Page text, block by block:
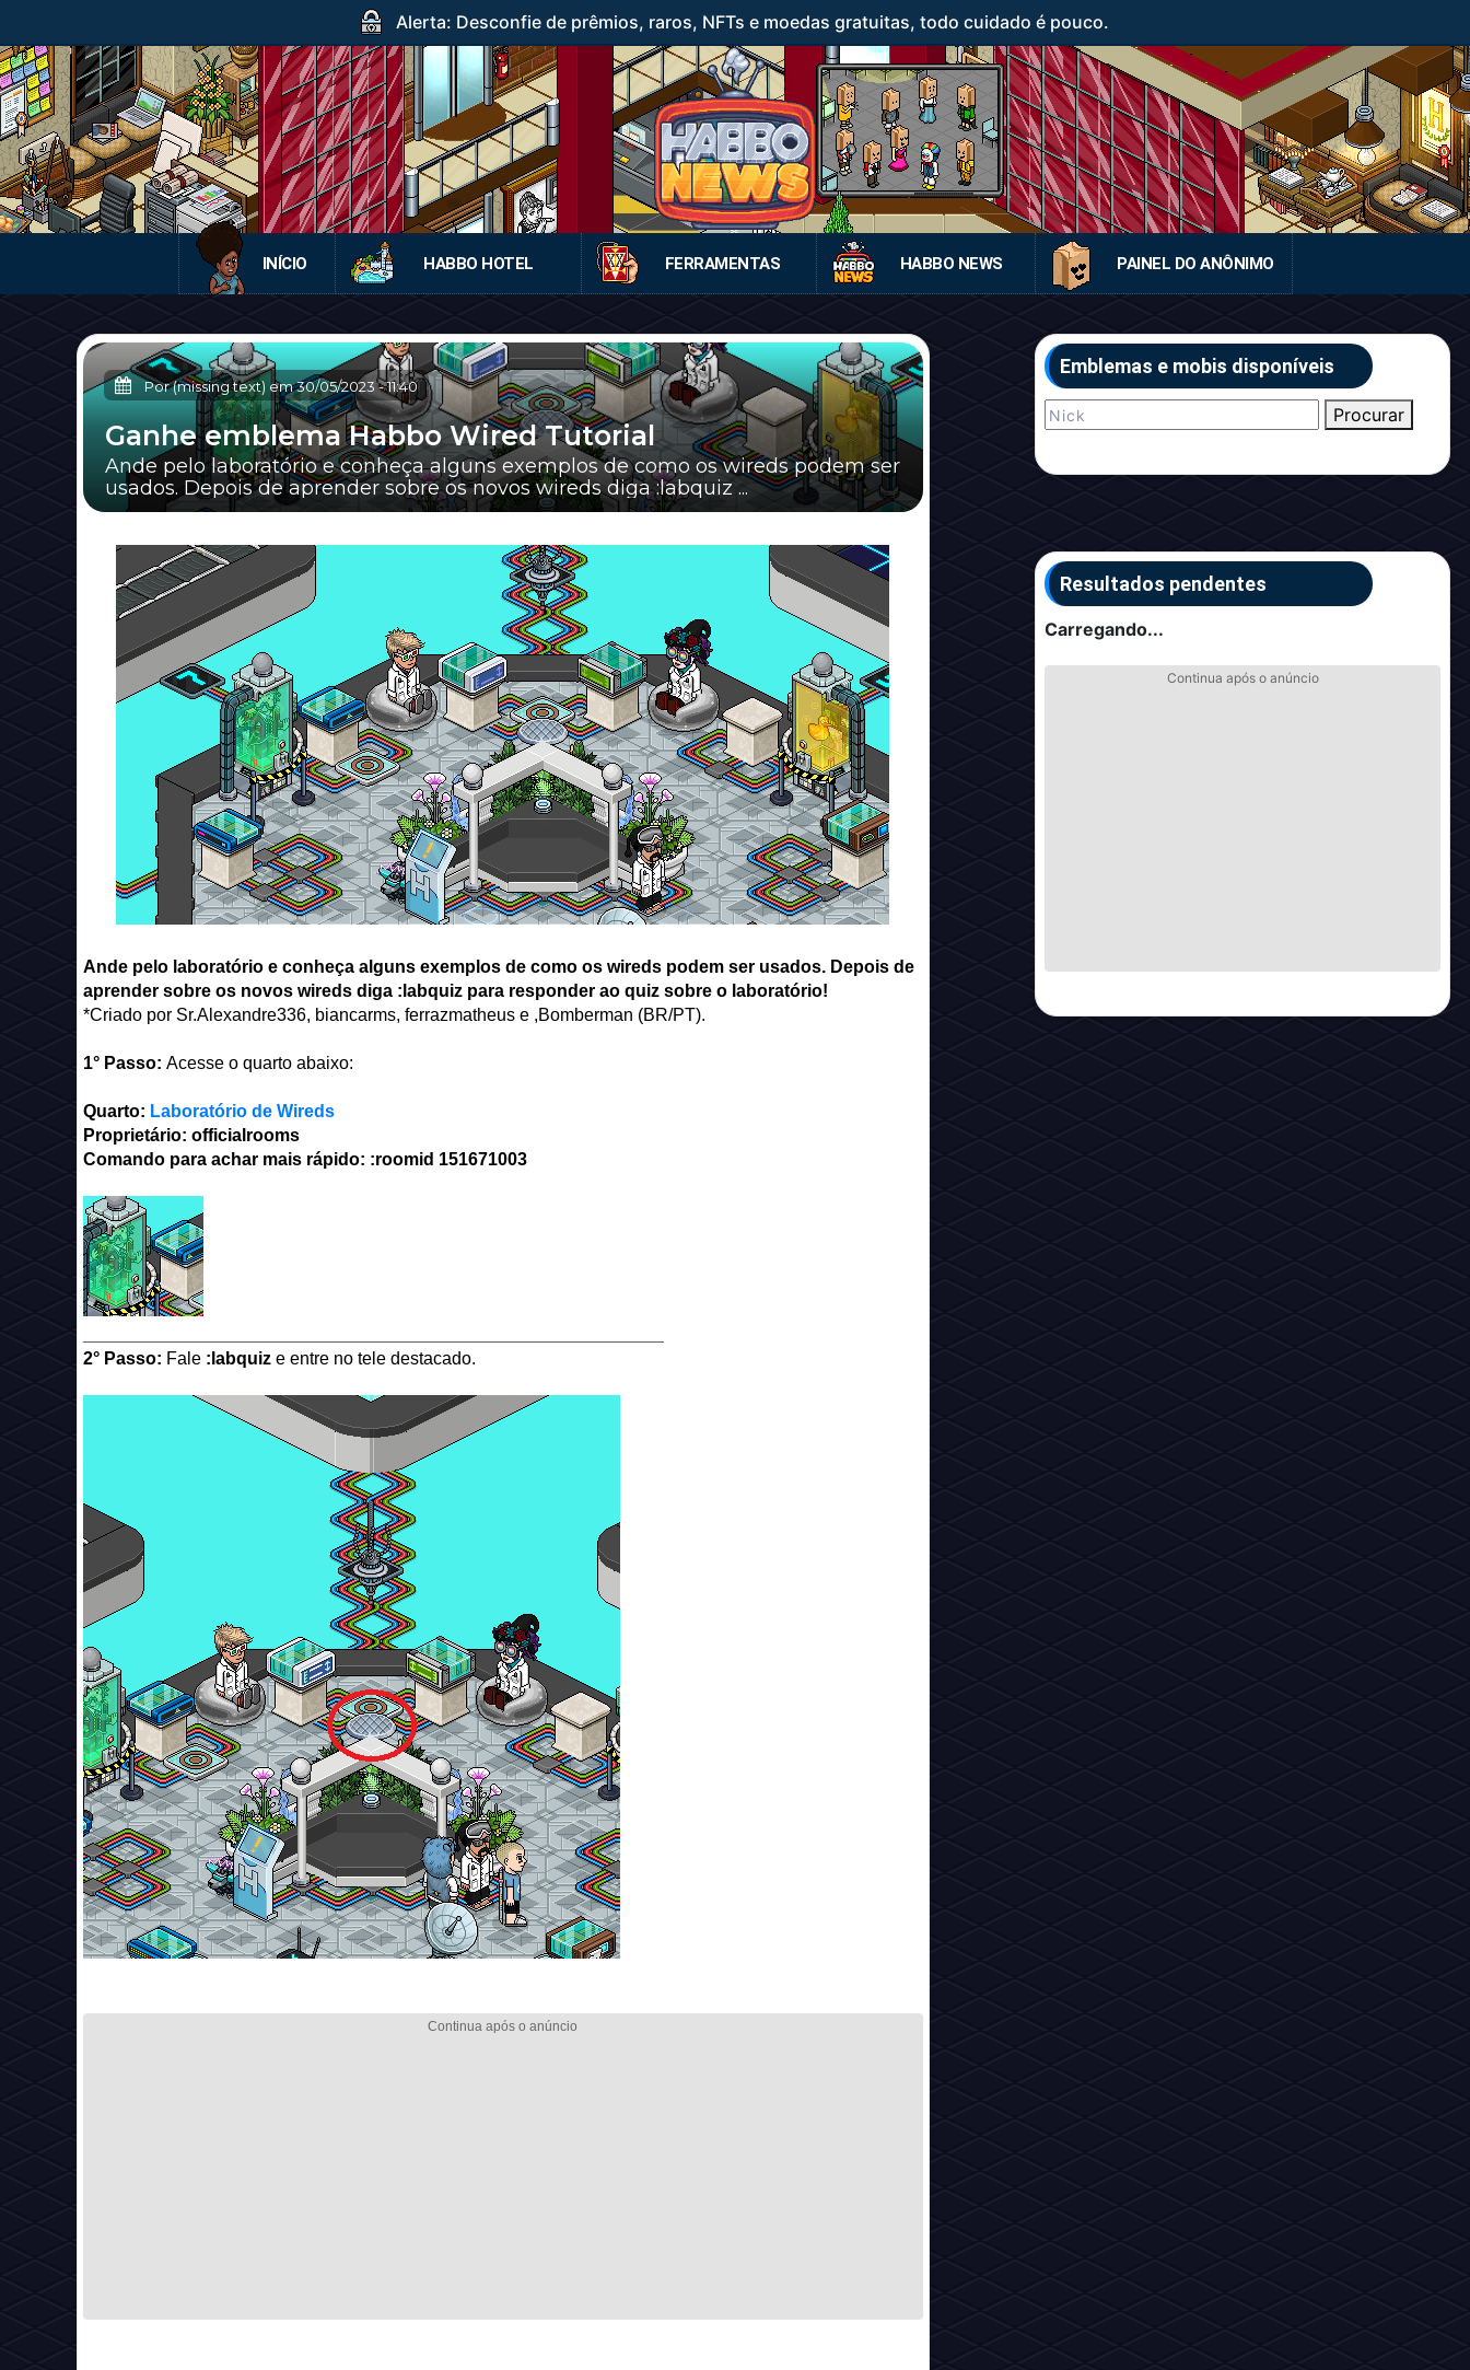
Alerta: Desconfie de prêmios, raros, NFTs e moedas gratuitas, todo cuidado é pouco.
INÍCIO HABBO HOTEL FERRAMENTAS HABBO NEWS PAINEL DO ANÔNIMO
Por (missing text) em30/05/2023-11:40
Ganhe emblema Habbo Wired Tutorial
Ande pelo laboratório e conheça alguns exemplos de como os wireds podem ser
usados. Depois de aprender sobre os novos wireds diga :labquiz ...
Ande pelo laboratório e conheça alguns exemplos de como os wireds podem ser usados. Depois de
aprender sobre os novos wireds diga :labquiz para responder ao quiz sobre o laboratório!
*Criado por Sr.Alexandre336, biancarms, ferrazmatheus e ,Bomberman (BR/PT).
1° Passo: Acesse o quarto abaixo:
Quarto: Laboratório de Wireds
Proprietário: officialrooms
Comando para achar mais rápido: :roomid 151671003
2° Passo: Fale :labquiz e entre no tele destacado.
Emblemas e mobis disponíveis
Procurar
Resultados pendentes
Carregando...